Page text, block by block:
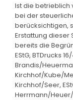
Ist die betrieblich
bei der
berücksichtigen,
Erstattung dieser
bereits die
EStG, BTDrucks
Brandis/
Kirchhof/Kube/
Kirchhof/Seer,
Herrmann/Heuer/